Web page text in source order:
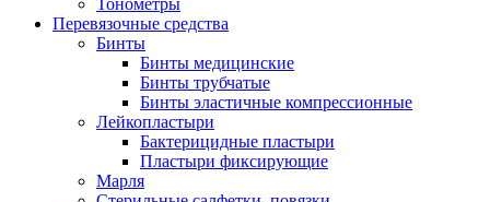
Тонометры
Перевязочные средства
Бинты
Бинты медицинские
Бинты трубчатые
Бинты эластичные компрессионные
Лейкопластыри
Бактерицидные пластыри
Пластыри фиксирующие
Марля